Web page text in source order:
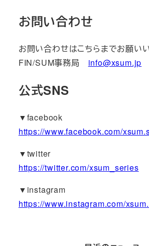
お問い合わせ
お問い合わせはこちらまでお願いい
FIN/SUM事務局 info@xsum.jp
公式SNS
▼facebook
https://www.facebook.com/
▼twitter
https://twitter.com/xsum_series
▼instagram
https://www.instagram.com/